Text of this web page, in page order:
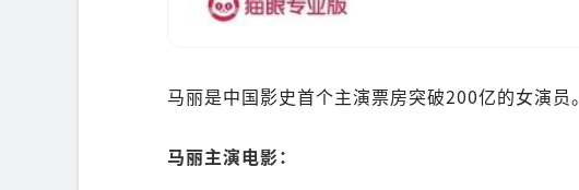
马丽是中国影史首个主演票房突破200亿的女演员。
马丽主演电影：